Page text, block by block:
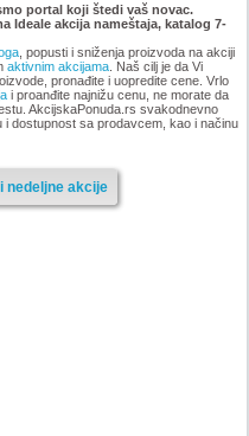
oktobar 2018
-istekla akcija-
portal koji štedi vaš novac.
Ideale akcija nameštaja, katalog 7-
, popusti i sniženja proizvoda na akciji
aktivnim akcijama. Naš cilj je da Vi
pronađite i uopredite cene. Vrlo
i proanđite najnižu cenu, ne morate da
AkcijskaPonuda.rs svakodnevno
dostupnost sa prodavcem, kao i načinu
nedeljne akcije